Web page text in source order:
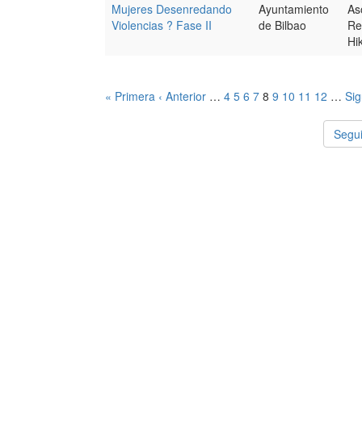
Mujeres Desenredando
Violencias ? Fase II
Ayuntamiento
de Bilbao
« Primera ‹ Anterior … 4 5 6 7 8 9 10 11 12 …